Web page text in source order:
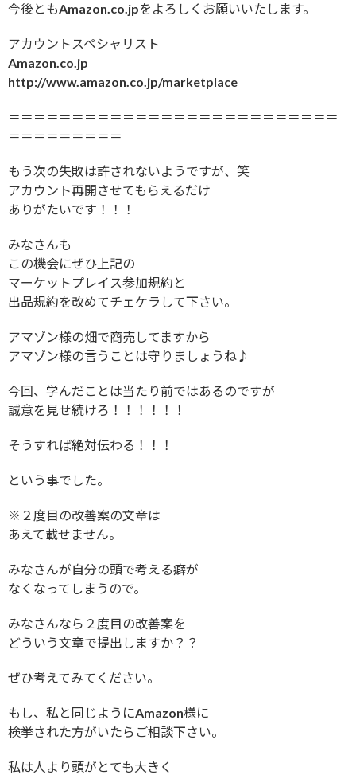
今後ともAmazon.co.jpをよろしくお願いいたします。
アカウントスペシャリスト
Amazon.co.jp
http://www.amazon.co.jp/marketplace
＝＝＝＝＝＝＝＝＝＝＝＝＝＝＝＝＝＝＝＝＝＝＝＝＝＝
＝＝＝＝＝＝＝＝＝
もう次の失敗は許されないようですが、笑
アカウント再開させてもらえるだけ
ありがたいです！！！
みなさんも
この機会にぜひ上記の
マーケットプレイス参加規約と
出品規約を改めてチェケラして下さい。
アマゾン様の畑で商売してますから
アマゾン様の言うことは守りましょうね♪
今回、学んだことは当たり前ではあるのですが
誠意を見せ続けろ！！！！！！
そうすれば絶対伝わる！！！
という事でした。
※２度目の改善案の文章は
あえて載せません。
みなさんが自分の頭で考える癖が
なくなってしまうので。
みなさんなら２度目の改善案を
どういう文章で提出しますか？？
ぜひ考えてみてください。
もし、私と同じようにAmazon様に
検挙された方がいたらご相談下さい。
私は人より頭がとても大きく